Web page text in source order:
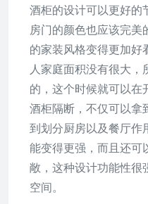
酒柜的设计可以更好的
房门的颜色也应该完
的家装风格变得更加好
人家庭面积没有很大
的，这个时候就可以在
酒柜隔断，不仅可以拿
到划分厨房以及餐厅作
能变得更强，而且还可
敞，这种设计功能性很
空间。